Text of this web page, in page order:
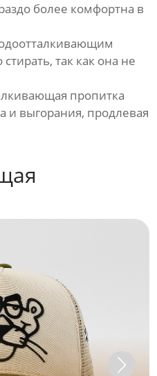
более комфортна в
так как она не
пропитка
и выгорания, продлевая